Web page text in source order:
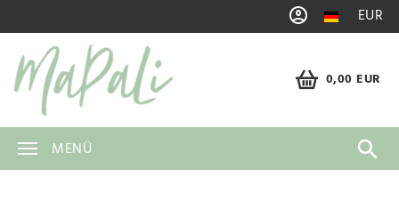
EUR
0,00 EUR
MENÜ